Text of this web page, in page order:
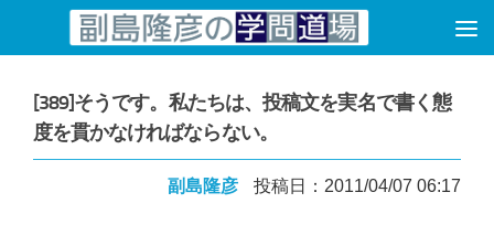
コンテンツへスキップ
[389]そうです。私たちは、投稿文を実名で書く態
度を貫かなければならない。
副島隆彦 投稿日：2011/04/07 06:17